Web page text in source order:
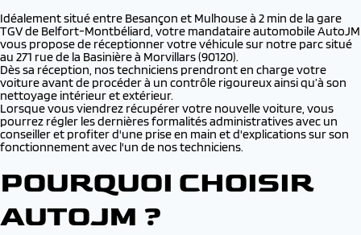
Idéalement situé entre Besançon et Mulhouse à 2 min de la gare
TGV de Belfort-Montbéliard, votre mandataire automobile AutoJM
vous propose de réceptionner votre véhicule sur notre parc situé
au 271 rue de la Basinière à Morvillars (90120).
Dès sa réception, nos techniciens prendront en charge votre
voiture avant de procéder à un contrôle rigoureux ainsi qu’à son
nettoyage intérieur et extérieur.
Lorsque vous viendrez récupérer votre nouvelle voiture, vous
pourrez régler les dernières formalités administratives avec un
conseiller et profiter d'une prise en main et d'explications sur son
fonctionnement avec l'un de nos techniciens.
POURQUOI CHOISIR
AUTOJM ?